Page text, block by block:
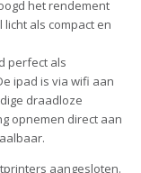
het rendement
als compact en
perfect als
ipad is via wifi aan
draadloze
opnemen direct aan
aangesloten.